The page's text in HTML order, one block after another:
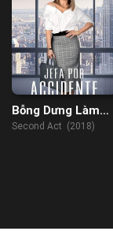
Bỗng Dưng Làm
Sếp
Second Act (2018)